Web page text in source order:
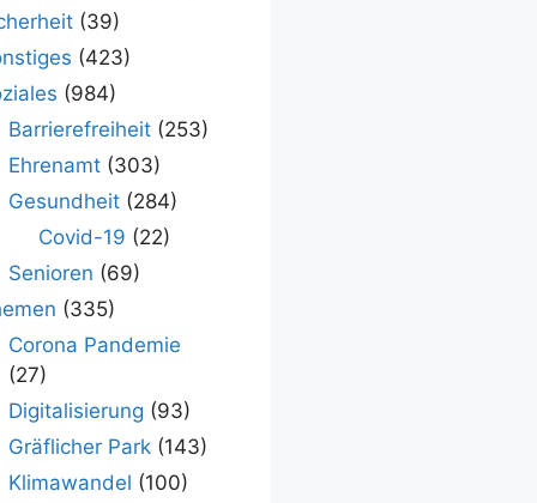
(39)
(423)
(984)
Barrierefreiheit(253)
Ehrenamt(303)
Gesundheit(284)
Covid-19 (22)
Senioren (69)
(335)
Corona Pandemie
(27)
Digitalisierung (93)
Gräflicher Park(143)
Klimawandel (100)